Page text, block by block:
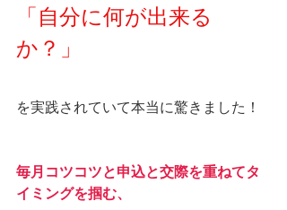
「自分に何が出来る
か？」
を実践されていて本当に驚きました！
毎月コツコツと申込と交際を重ねてタ
イミングを掴む、